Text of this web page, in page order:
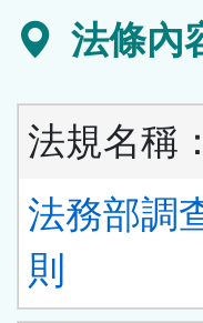
法條內
法規名稱：
法務部調
則